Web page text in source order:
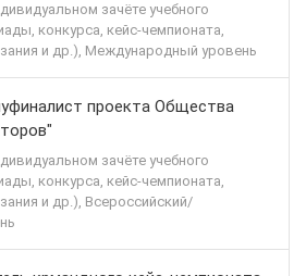
зачёте учебного
конкурса, кейс-чемпионата,
и др.), Международный уровень
проекта Общества
зачёте учебного
конкурса, кейс-чемпионата,
и др.), Всероссийский/